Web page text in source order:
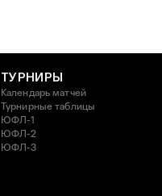
ТУРНИРЫ
Календарь матчей
Турнирные таблицы
ЮФЛ-1
ЮФЛ-2
ЮФЛ-3